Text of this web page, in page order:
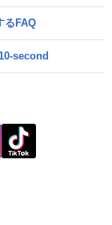
るFAQ
second